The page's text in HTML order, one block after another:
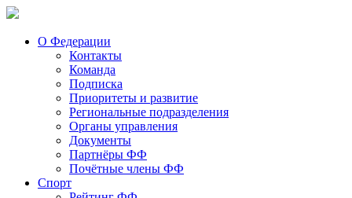
О Федерации
Контакты
Команда
Подписка
Приоритеты и развитие
Региональные подразделения
Органы управления
Документы
Партнёры ФФ
Почётные члены ФФ
Спорт